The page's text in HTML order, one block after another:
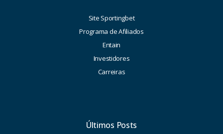
Site Sportingbet
Programa de Afiliados
Entain
Investidores
Carreiras
Últimos Posts